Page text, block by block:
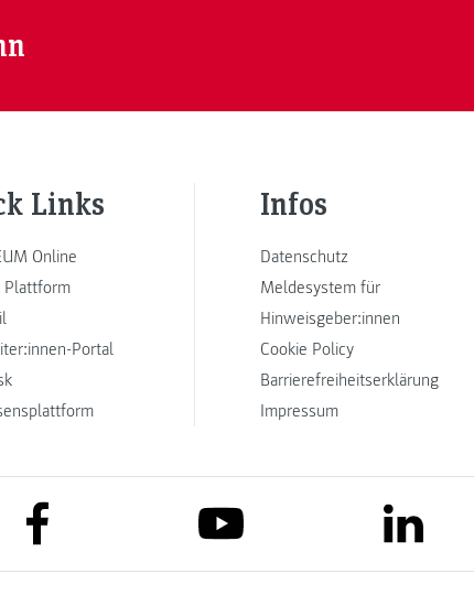
Links
Online
Portal
Infos
Datenschutz
Meldesystem für
Hinweisgeber:innen
Cookie Policy
Barrierefreiheitserklärung
Impressum
link to facebook link to youtube link to